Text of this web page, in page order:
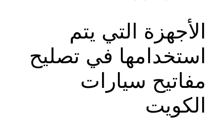
الأجهزة التي يتم
استخدامها في تصليح
مفاتيح سيارات
الكويت